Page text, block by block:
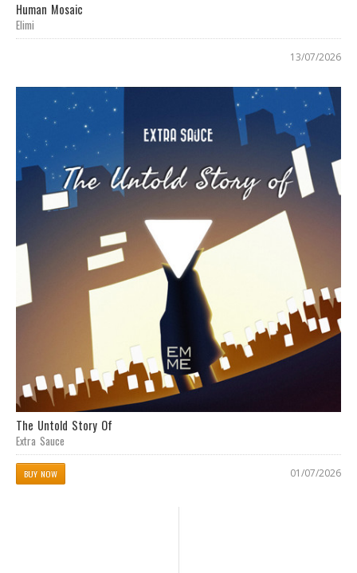
Human Mosaic
Elimi
13/07/2026
The Untold Story Of
Extra Sauce
BUY NOW 01/07/2026